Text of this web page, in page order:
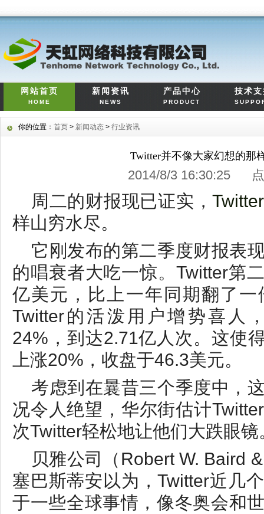
网站首页
HOME
新闻资讯
NEWS
产品中心
PRODUCT
技术
你的位置： 首页 > 新闻动态 > 行业资讯
Twitter并不像大家幻想的那
2014/8/3 16:30:25
周二的财报现已证实，Twitter
样山穷水尽。
它刚发布的第二季度财报表
的唱衰者大吃一惊。Twitter第
亿美元，比上一年同期翻了
Twitter的活泼用户增势喜人
24%，到达2.71亿人次。这使
上涨20%，收盘于46.3美元。
考虑到在曩昔三个季度中，
况令人绝望，华尔街估计
次Twitter轻松地让他们大跌眼镜
贝雅公司（Robert W. Baird
塞巴斯蒂安以为，Twitter近几
于一些全球事情，像冬奥会和